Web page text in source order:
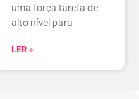
uma força tarefa de
alto nível para
LER »